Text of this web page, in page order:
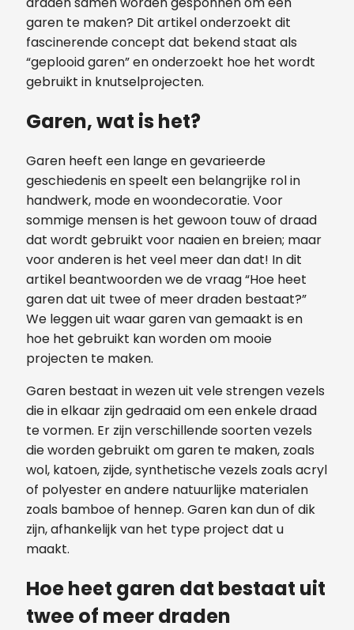
garen te maken? Dit artikel onderzoekt dit
fascinerende concept dat bekend staat als
“geplooid garen” en onderzoekt hoe het wordt
gebruikt in knutselprojecten.
Garen, wat is het?
Garen heeft een lange en gevarieerde
geschiedenis en speelt een belangrijke rol in
handwerk, mode en woondecoratie. Voor
sommige mensen is het gewoon touw of draad
dat wordt gebruikt voor naaien en breien; maar
voor anderen is het veel meer dan dat! In dit
artikel beantwoorden we de vraag “Hoe heet
garen dat uit twee of meer draden bestaat?”
We leggen uit waar garen van gemaakt is en
hoe het gebruikt kan worden om mooie
projecten te maken.
Garen bestaat in wezen uit vele strengen vezels
die in elkaar zijn gedraaid om een enkele draad
te vormen. Er zijn verschillende soorten vezels
die worden gebruikt om garen te maken, zoals
wol, katoen, zijde, synthetische vezels zoals acryl
of polyester en andere natuurlijke materialen
zoals bamboe of hennep. Garen kan dun of dik
zijn, afhankelijk van het type project dat u
maakt.
Hoe heet garen dat bestaat uit
twee of meer draden